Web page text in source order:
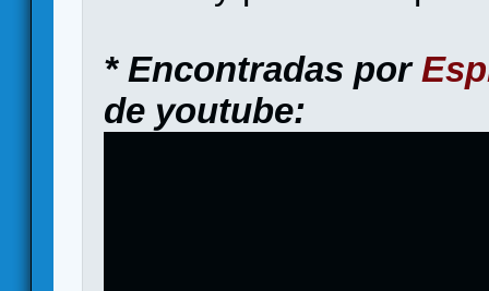
* Encontradas por
de youtube: